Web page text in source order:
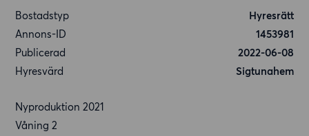
Bostadstyp
Hyresrätt
Annons-ID
1453981
Publicerad
2022-06-08
Hyresvärd
Sigtunahem
Nyproduktion 2021
Våning 2